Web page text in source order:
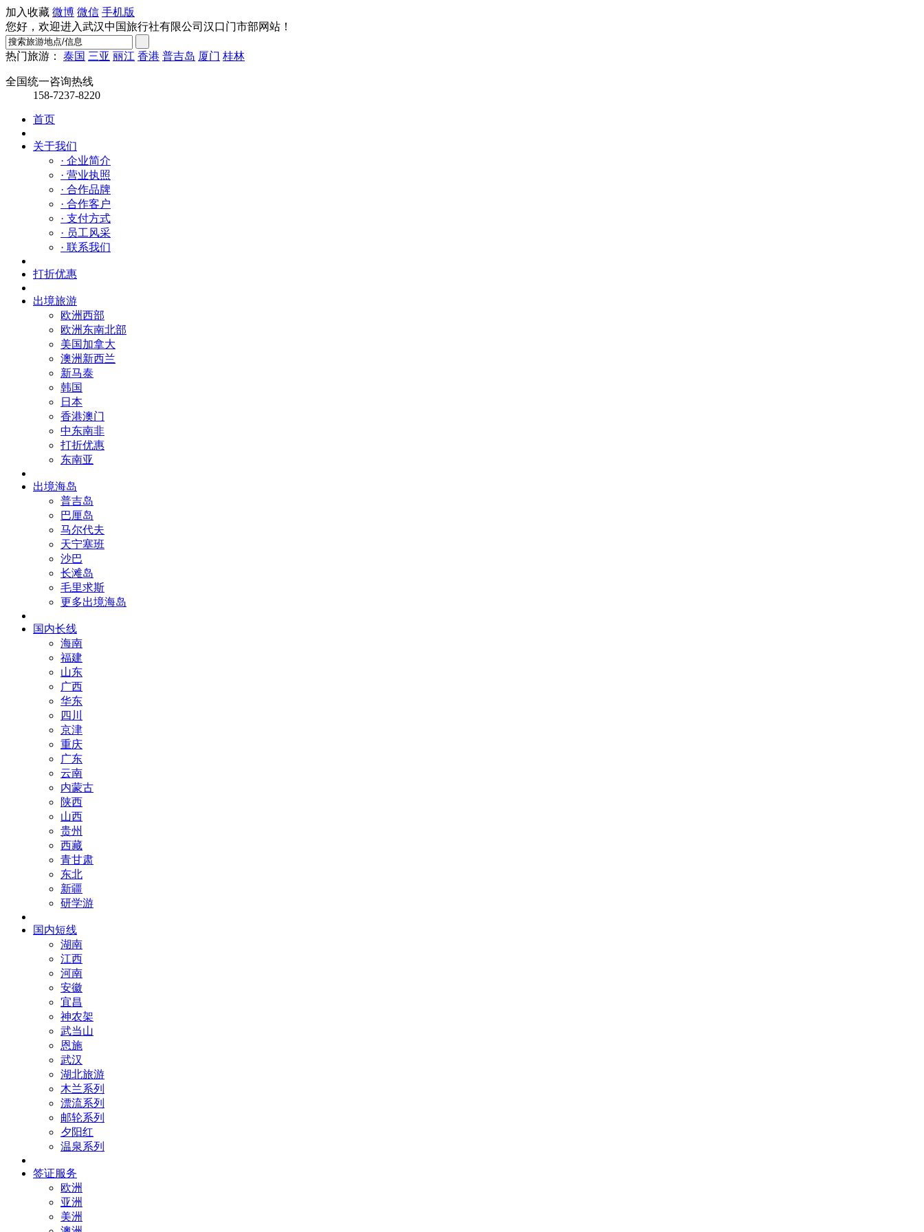
加入收藏 微博 微信 手机版
您好，欢迎进入武汉中国旅行社有限公司汉口门市部网站！
热门旅游： 泰国 三亚 丽江 香港 普吉岛 厦门 桂林
全国统一咨询热线
158-7237-8220
首页
关于我们
· 企业简介
· 营业执照
· 合作品牌
· 合作客户
· 支付方式
· 员工风采
· 联系我们
打折优惠
出境旅游
欧洲西部
欧洲东南北部
美国加拿大
澳洲新西兰
新马泰
韩国
日本
香港澳门
中东南非
打折优惠
东南亚
出境海岛
普吉岛
巴厘岛
马尔代夫
天宁塞班
沙巴
长滩岛
毛里求斯
更多出境海岛
国内长线
海南
福建
山东
广西
华东
四川
京津
重庆
广东
云南
内蒙古
陕西
山西
贵州
西藏
青甘肃
东北
新疆
研学游
国内短线
湖南
江西
河南
安徽
宜昌
神农架
武当山
恩施
武汉
湖北旅游
木兰系列
漂流系列
邮轮系列
夕阳红
温泉系列
签证服务
欧洲
亚洲
美洲